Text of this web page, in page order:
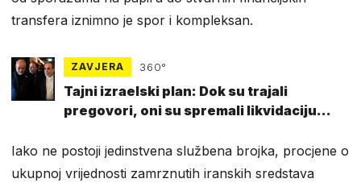
transfera iznimno je spor i kompleksan.
ZAVJERA 360°
Tajni izraelski plan: Dok su trajali
pregovori, oni su spremali likvidaciju
Iako ne postoji jedinstvena službena brojka, procjene o
ukupnoj vrijednosti zamrznutih iranskih sredstava